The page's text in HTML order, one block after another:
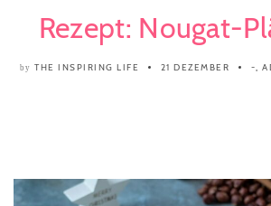
Rezept: Nougat-
by THE INSPIRING LIFE 21 DEZEMBER -,